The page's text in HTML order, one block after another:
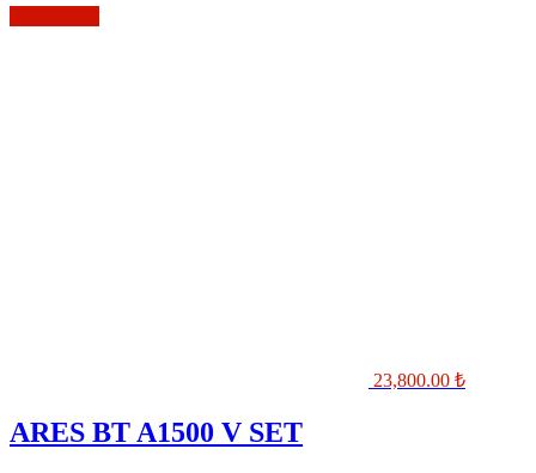
23,800.00 ₺
ARES BT A1500 V SET